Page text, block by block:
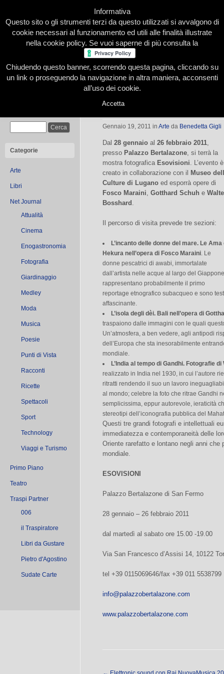
Home Presentazione Redazione Le nostre firme
Categorie
Arte
Libri
Net Journal
Attualità
Cinema
Enogastronomia
Fotografia
Giardinaggio
Medley
Moda
Musica
Poesie
Punti di Vista
Racconti
Ricette
Spettacoli
Sport
Technology
Viaggi e Turismo
Primo Piano
Teatro
Traspi Partner
006
il Traspiratore
Libri da Gustare
Pietro d'Agostino
Sudate Carte
Esovisioni
Gennaio 19, 2011 in Arte da Benedetta Gigli
Dal 28 gennaio al 26 febbraio 2011,
presso Palazzo Bertalazone, si terrà la
mostra fotografica Esovisioni. L’evento è
creato in collaborazione con il
Museo
Culture di Lugano ed esporrà opere di
Fosco Maraini, Gotthard Schuh e
Bosshard .
Il percorso di visita prevede tre sezioni:
L’incanto delle donne del mare. Le Ama
Hekura nell’opera di Fosco Maraini. Le
donne pescatrici di awabi, immortalate
dall’artista nelle acque al largo del
rappresentano probabilmente il primo
reportage etnografico subacqueo e sono
affascinante.
L’isola degli dèi. Bali nell’opera di
traspaiono dalle immagini con le quali
Un’atmosfera, a ben vedere, agli antipodi
dell’Europa che sta inesorabilmente
mondiale.
L’India al tempo di Gandhi. Fotografie
realizzato in India nel 1930, in cui l’autore
ritratti rendendo il suo un lavoro
al mondo; celebre la foto che ritrae Gandhi
semplicissima, eppur autorevole, ieraticità
stereotipi dell’iconografia pubblica del
Questi tre grandi fotografi e intellettuali
immediatezza e contemporaneità delle
Oriente rarefatto e lontano negli anni che
mondiale.
ESOVISIONI
Palazzo Bertalazone di San Fermo
28 gennaio – 26 febbraio 2011
dal martedì al sabato ore 15.00 -19.00
Via San Francesco d’Assisi 14, 10122
tel +39 0115069646/fax +39 011 5538799
info@palazzobertalazone.com
www.palazzobertalazone.com
Informativa
Questo sito o gli strumenti terzi da questo utilizzati si avvalgono di
cookie necessari al funzionamento ed utili alle finalità illustrate
nella cookie policy. Se vuoi saperne di più consulta la
Chiudendo questo banner, scorrendo questa pagina, cliccando su
un link o proseguendo la navigazione in altra maniera, acconsenti
all’uso dei cookie.
Accetta